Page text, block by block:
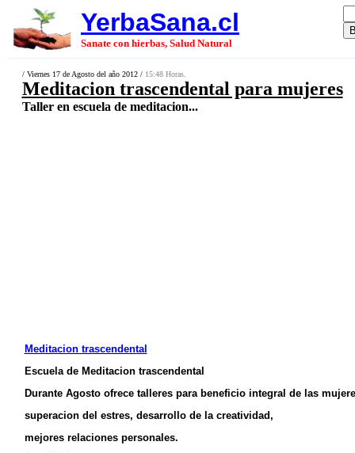
YerbaSana.cl
Sanate con hierbas, Salud Natural
/ Viernes 17 de Agosto del año 2012 / 15:48 Horas.
Meditacion trascendental para mujeres
Taller en escuela de meditacion...
Meditacion trascendental
Escuela de Meditacion trascendental
Durante Agosto ofrece talleres para beneficio integral de las
superacion del estres, desarrollo de la creatividad,
mejores relaciones personales.